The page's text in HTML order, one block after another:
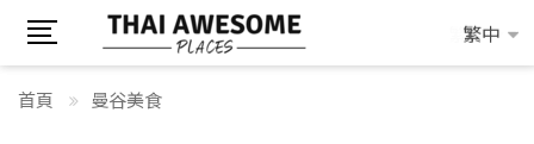
繁中
繁中
首頁 曼谷美食